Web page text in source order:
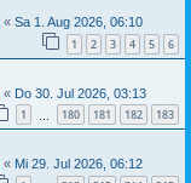
« Sa 1. Aug 2026, 06:10
1 2 3 4 5 6
« Do 30. Jul 2026, 03:13
1 180 181 182 183
« Mi 29. Jul 2026, 06:12